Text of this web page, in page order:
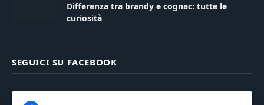
Differenza tra brandy e cognac: tutte le
curiosità
SEGUICI SU FACEBOOK